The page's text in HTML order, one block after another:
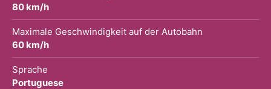
80 km/h
Maximale Geschwindigkeit auf der Autobahn
60 km/h
Sprache
Portuguese